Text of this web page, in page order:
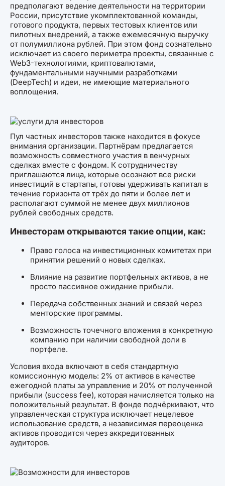
предполагают ведение деятельности на территории
России, присутствие укомплектованной команды,
готового продукта, первых тестовых клиентов или
пилотных внедрений, а также ежемесячную выручку
от полумиллиона рублей. При этом фонд сознательно
исключает из своего периметра проекты, связанные с
Web3-технологиями, криптовалютами,
фундаментальными научными разработками
(DeepTech) и идеи, не имеющие материального
воплощения.
Пул частных инвесторов также находится в фокусе
внимания организации. Партнёрам предлагается
возможность совместного участия в венчурных
сделках вместе с фондом. К сотрудничеству
приглашаются лица, которые осознают все риски
инвестиций в стартапы, готовы удерживать капитал в
течение горизонта от трёх до пяти и более лет и
располагают суммой не менее двух миллионов
рублей свободных средств.
Инвесторам открываются такие опции, как:
Право голоса на инвестиционных комитетах при
принятии решений о новых сделках.
Влияние на развитие портфельных активов, а не
просто пассивное ожидание прибыли.
Передача собственных знаний и связей через
менторские программы.
Возможность точечного вложения в конкретную
компанию при наличии свободной доли в
портфеле.
Условия входа включают в себя стандартную
комиссионную модель: 2% от активов в качестве
ежегодной платы за управление и 20% от полученной
прибыли (success fee), которая начисляется только на
положительный результат. В фонде подчёркивают, что
управленческая структура исключает нецелевое
использование средств, а независимая переоценка
активов проводится через аккредитованных
аудиторов.